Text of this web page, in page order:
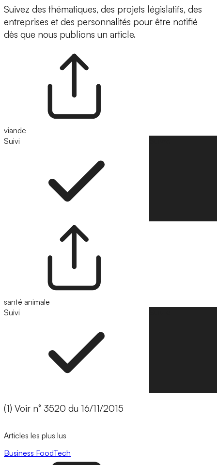
Suivez des thématiques, des projets législatifs, des
entreprises et des personnalités pour être notifié
dès que nous publions un article.
viande
Suivi
santé animale
Suivi
(1) Voir n° 3520 du 16/11/2015
Articles les plus lus
Business FoodTech